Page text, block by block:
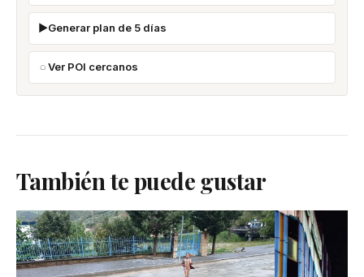
Generar plan de 5 días
Ver POI cercanos
También te puede gustar